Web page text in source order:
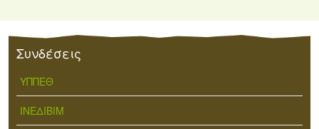
Συνδέσεις
ΥΠΠΕΘ
ΙΝΕΔΙΒΙΜ